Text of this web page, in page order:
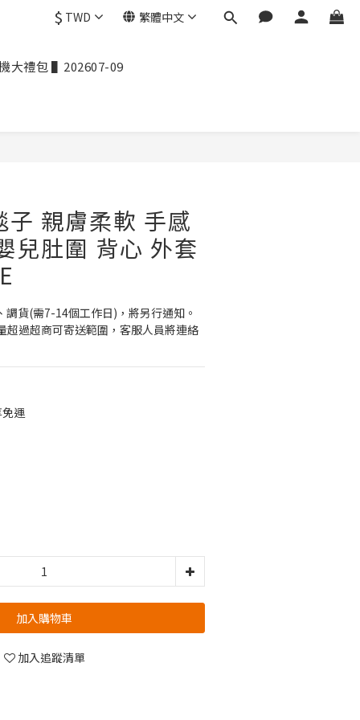
$ TWD 繁體中文
大禮包 ▌202607-09
子 親膚柔軟 手感
兒肚圍 背心 外套
貨(需7-14個工作日)，將另行通知。
過超商可寄送範圍，客服人員將連絡
運
加入購物車
加入追蹤清單